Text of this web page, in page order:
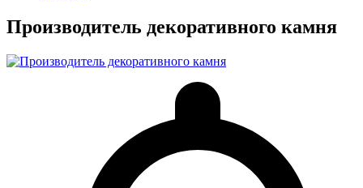
Производитель декоративного камня